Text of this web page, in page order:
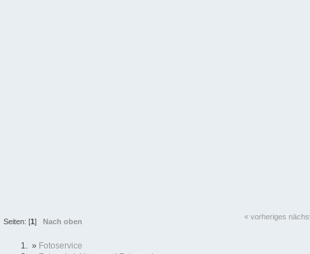
Seiten: [1]Nach oben
« vorheriges
» Fotoservice